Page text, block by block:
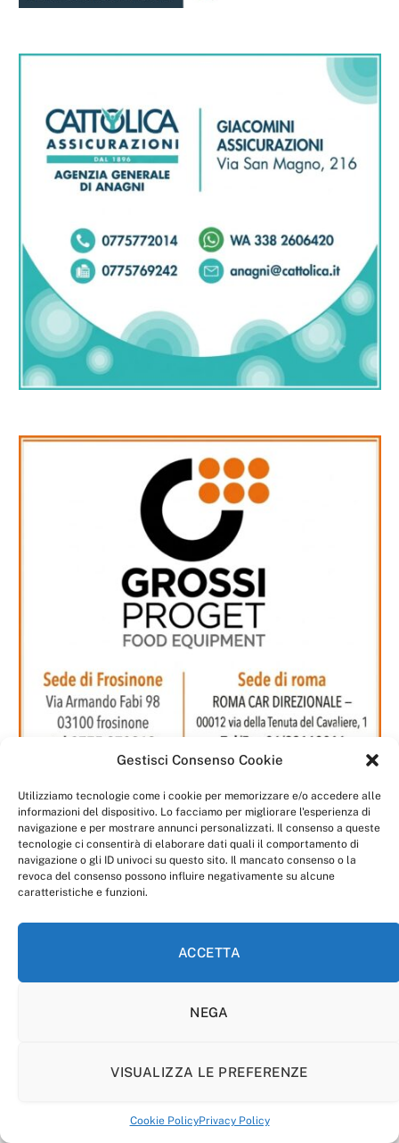
Gestisci Consenso Cookie
Utilizziamo tecnologie come i cookie per memorizzare e/o accedere alle
informazioni del dispositivo. Lo facciamo per migliorare l'esperienza di
navigazione e per mostrare annunci personalizzati. Il consenso a queste
tecnologie ci consentirà di elaborare dati quali il comportamento di
navigazione o gli ID univoci su questo sito. Il mancato consenso o la
revoca del consenso possono influire negativamente su alcune
caratteristiche e funzioni.
ACCETTA
NEGA
VISUALIZZA LE PREFERENZE
Cookie PolicyPrivacy Policy
direttore responsabile: dott. Ivan Quiselli.
è richiesta esplicita documentazione scritta da parte